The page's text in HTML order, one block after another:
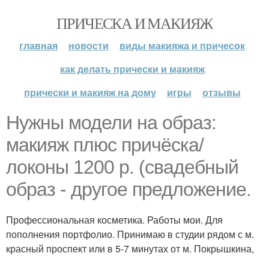
ПРИЧЕСКА И МАКИЯЖ
главная новости
виды макияжа и причесок
как делать прически и макияж
прически и макияж на дому
игры отзывы
Нужны модели на образ:
макияж плюс причёска/
локоны 1200 р. (свадебный
образ - другое предложение.
Профессиональная косметика. Работы мои. Для
пополнения портфолио. Принимаю в студии рядом с м.
красный проспект или в 5-7 минутах от м. Покрышкина,